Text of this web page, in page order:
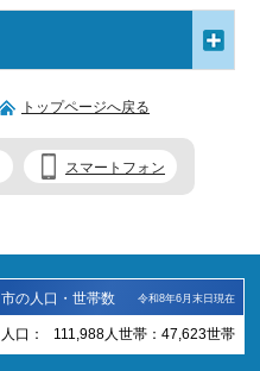
トップページへ戻る
スマートフォン
市の人口・世帯数 令和8年6月末日現在
人口： 111,988 人 世帯： 47,623世帯